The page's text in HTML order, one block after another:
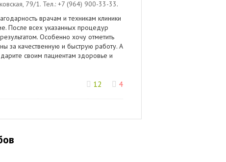
79/1. Тел.: +7 (964) 900-33-33.
врачам и техникам клиники
После всех указанных процедур
Особенно хочу отметить
за качественную и быструю работу. А
своим пациентам здоровье и
12 4